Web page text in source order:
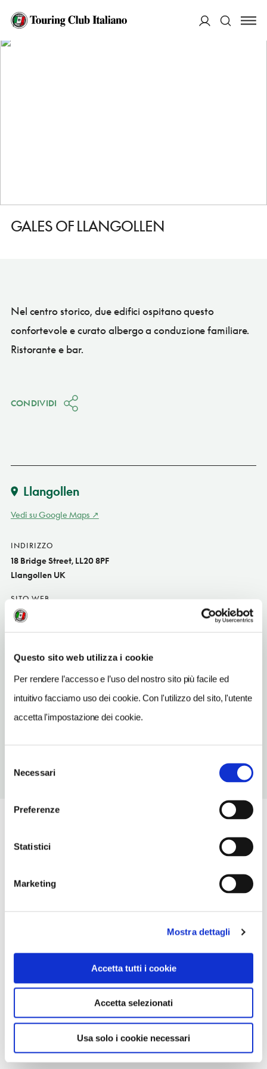
Questo sito web utilizza i cookie
Per rendere l’accesso e l’uso del nostro sito più facile ed
intuitivo facciamo uso dei cookie. Con l'utilizzo del sito, l'utente
accetta l'impostazione dei cookie.
delNecessari
Preferenze
Statistici
Marketing
Mostra dettagli
Accetta tutti i cookie
Accetta selezionati
Usa solo i cookie necessari
HOME
GALES OF LLANGOLLEN
GALES OF LLANGOLLEN
Nel centro storico, due edifici ospitano questo
confortevole e curato albergo a conduzione familiare.
Ristorante e bar.
CONDIVIDI
Llangollen
Vedi su Google Maps
INDIRIZZO
18 Bridge Street, LL20 8PF
Llangollen UK
SITO WEB
www.galesofllangollen.co.uk
reception@galesofllangollen.co.uk
TELEFONO
NUMERO CAMERE